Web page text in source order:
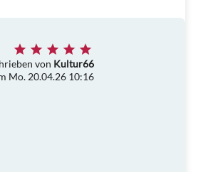
von Kultur66
Mo. 20.04.26 10:16